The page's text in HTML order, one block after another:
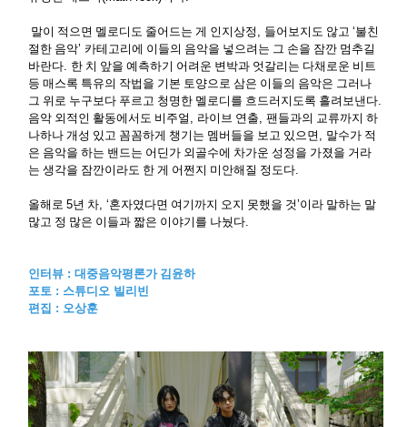
말이 적으면 멜로디도 줄어드는 게 인지상정 들어보지도 않고‘불친
절한 음악’ 카테고리에 이들의 음악을 넣으려는 그 손을 잠깐 멈추길
바란다 한 치 앞을 예측하기 어려운 변박과 엇갈리는 다채로운 비트
등 매스록 특유의 작법을 기본 토양으로 삼은 이들의 음악은 그러나
그 위로 누구보다 푸르고 청명한 멜로디를 흐드러지도록 흘려보낸다
음악 외적인 활동에서도 비주얼
라이브 연출 ,팬들과의 교류까지 하
나하나 개성 있고 꼼꼼하게 챙기는 멤버들을 보고 있으면
말수가 적
은 음악을 하는 밴드는 어딘가 외골수에 차가운 성정을 가졌을 거라
는 생각을 잠깐이라도 한 게 어쩐지 미안해질 정도다
올해로5년 차 , ‘혼자였다면 여기까지 오지 못했을 것’이라 말하는 말
많고 정 많은 이들과 짧은 이야기를 나눴다
인터뷰 :대중음악평론가 김윤하
포토 : 스튜디오 빌리빈
편집 : 오상훈